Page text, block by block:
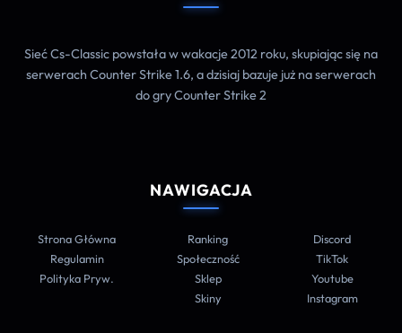
Sieć Cs-Classic powstała w wakacje 2012 roku, skupiając się na
serwerach Counter Strike 1.6, a dzisiaj bazuje już na serwerach
do gry Counter Strike 2
NAWIGACJA
Strona Główna
Regulamin
Polityka Pryw.
Ranking
Społeczność
Sklep
Skiny
Discord
TikTok
Youtube
Instagram